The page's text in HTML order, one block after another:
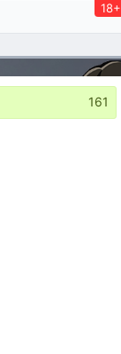
18+
161